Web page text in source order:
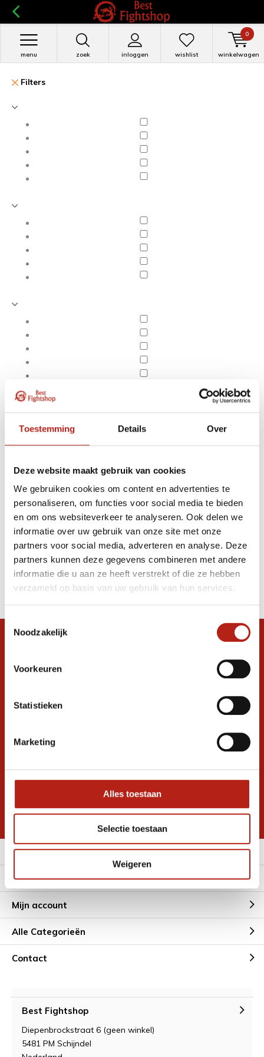
Toestemming Details Over
Deze website maakt gebruik van cookies
We gebruiken cookies om content en advertenties te
personaliseren, om functies voor social media te bieden
en om ons websiteverkeer te analyseren. Ook delen we
informatie over uw gebruik van onze site met onze
partners voor social media, adverteren en analyse. Deze
partners kunnen deze gegevens combineren met andere
informatie die u aan ze heeft verstrekt of die ze hebben
verzameld op basis van uw gebruik van hun services.
Toestemmingsselectie
Noodzakelijk
Voorkeuren
Statistieken
Marketing
Alles toestaan
Selectie toestaan
Weigeren
zoek inloggen
menu wishlist winkelwagen
0
Filters
Apply filters
Producten getagd met
Axis V2 coaching mitts
zwart/goud
Producten
Filter
Stel je vraag in de chat, en we helpen je
graag verder. 24/7
Volg ons
promoties
* Lees hier de wettelijke beperkingen
Meer informatie
Klantenservice
Mijn account
Alle Categorieën
Contact
Best Fightshop
Diepenbrockstraat 6 (geen winkel)
5481 PM Schijndel